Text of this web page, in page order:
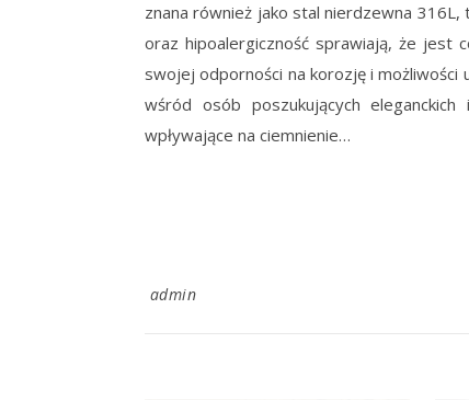
znana również jako stal nierdzewna 316L,
oraz hipoalergiczność sprawiają, że jest
swojej odporności na korozję i możliwości
wśród osób poszukujących
wpływające na ciemnienie…
admin